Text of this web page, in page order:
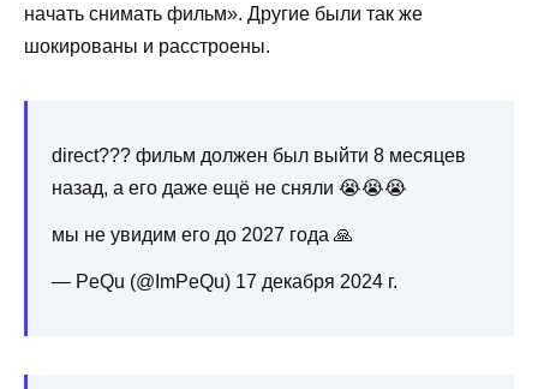
начать снимать фильм». Другие были так же
шокированы и расстроены.
direct??? фильм должен был выйти 8 месяцев
назад, а его даже ещё не сняли 😭😭😭
мы не увидим его до 2027 года 🙏
— PеQu (@ImPeQu) 17 декабря 2024 г.